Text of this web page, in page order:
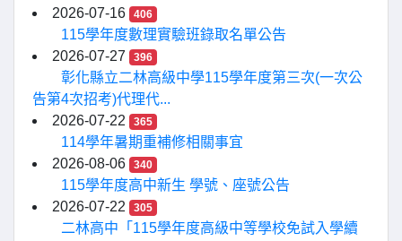
2026-07-16
406
115學年度數理實驗班錄取名單公告
2026-07-27
396
彰化縣立二林高級中學115學年度第三次(一次公
告第4次招考)代理代...
2026-07-22
365
114學年暑期重補修相關事宜
2026-08-06
340
115學年度高中新生 學號、座號公告
2026-07-22
305
二林高中「115學年度高級中等學校免試入學續